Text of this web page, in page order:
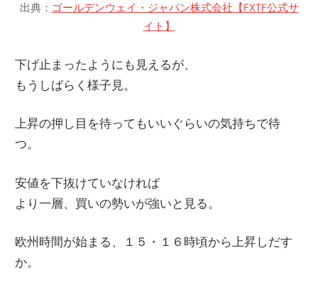
出典： ゴールデンウェイ・ジャパン株式会社【FXTF公式サ
イト】
下げ止まったようにも見えるが、
もうしばらく様子見。
上昇の押し目を待ってもいいぐらいの気持ちで待
つ。
安値を下抜けていなければ
より一層、買いの勢いが強いと見る。
欧州時間が始まる、１５・１６時頃から上昇しだす
か。